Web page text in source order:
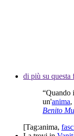
di più su questa
“Quando
un'anima,
Benito
[Tag:anima,